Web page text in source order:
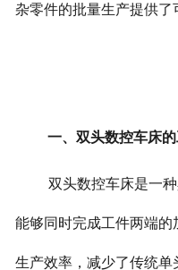
杂零件的批量生产提供了
一、双头数控车床
双头数控车床是一
能够同时完成工件两端的
生产效率，减少了传统单